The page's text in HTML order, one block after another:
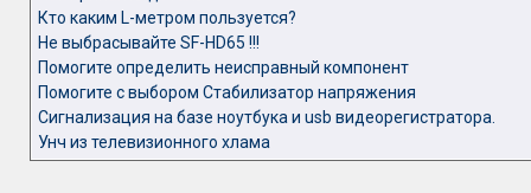
Кто каким L-метром пользуется?
Не выбрасывайте SF-HD65 !!!
Помогите определить неисправный компонент
Помогите с выбором Стабилизатор напряжения
Сигнализация на базе ноутбука и usb видеорегистратора.
Унч из телевизионного хлама